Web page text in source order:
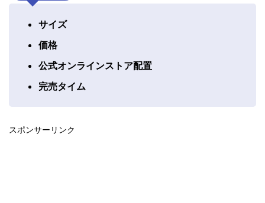
サイズ
価格
公式オンラインストア配置
完売タイム
スポンサーリンク